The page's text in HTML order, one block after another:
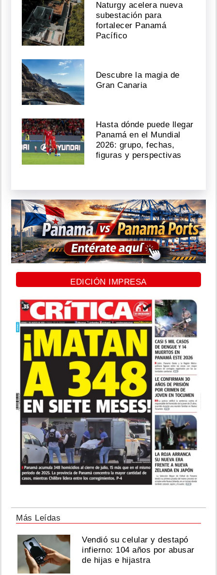
Naturgy acelera nueva
subestación para
fortalecer Panamá
Pacífico
Descubre la magia de
Gran Canaria
Hasta dónde puede llegar
Panamá en el Mundial
2026: grupo, fechas,
figuras y perspectivas
EDICIÓN IMPRESA
Más Leídas
Vendió su celular y destapó
infierno: 104 años por abusar
de hijas e hijastra